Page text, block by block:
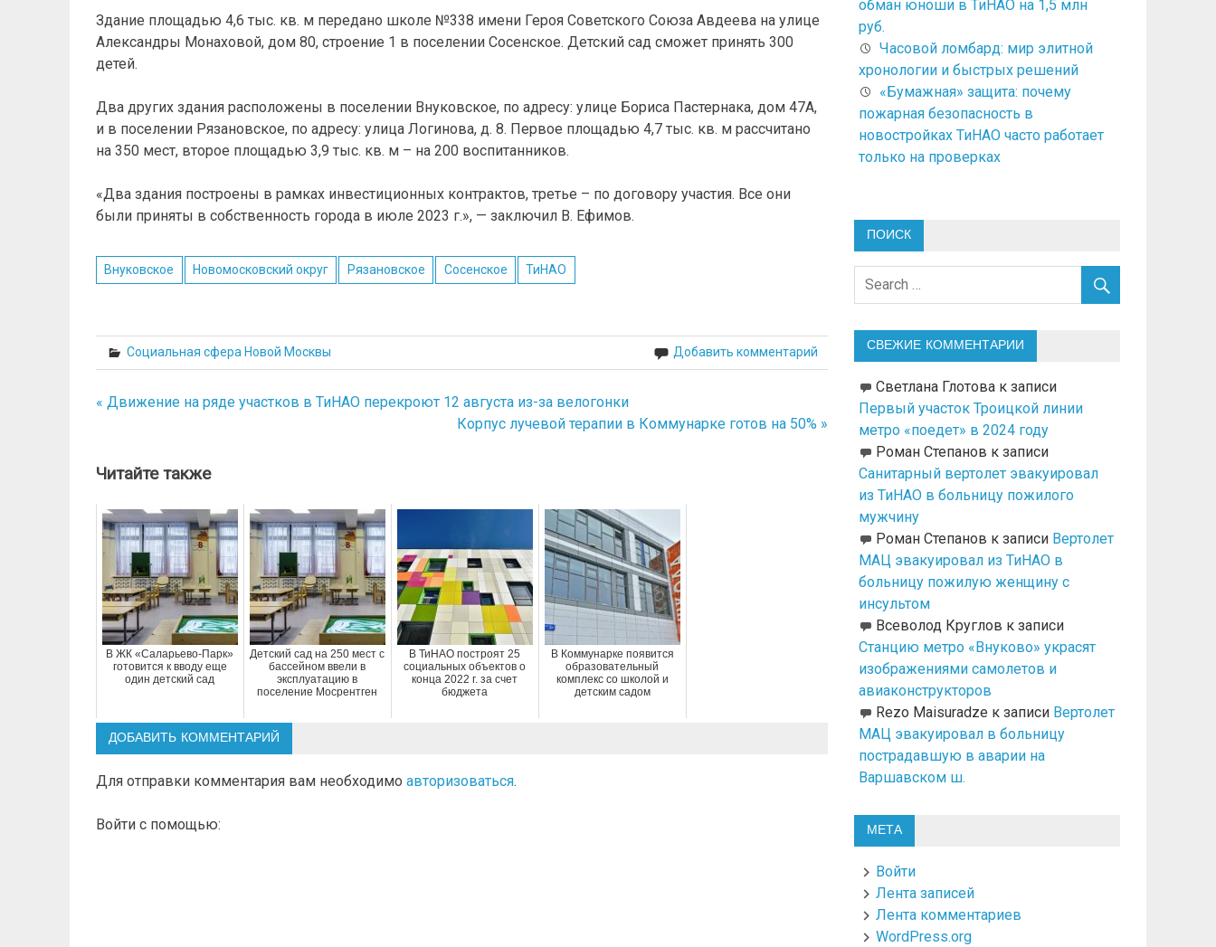
Здание площадью 4,6 тыс. кв. м передано школе №338 имени Героя Советского Союза Авдеева на улице
Александры Монаховой, дом 80, строение 1 в поселении Сосенское. Детский сад сможет принять 300
детей.
Два других здания расположены в поселении Внуковское, по адресу: улице Бориса Пастернака, дом 47А,
и в поселении Рязановское, по адресу: улица Логинова, д. 8. Первое площадью 4,7 тыс. кв. м рассчитано
на 350 мест, второе площадью 3,9 тыс. кв. м – на 200 воспитанников.
«Два здания построены в рамках инвестиционных контрактов, третье – по договору участия. Все они
были приняты в собственность города в июле 2023 г.», — заключил В. Ефимов.
Внуковское Новомосковский округ Рязановское Сосенское ТиНАО
Социальная сфера Новой Москвы Добавить комментарий
Навигация
записям
« Движение на ряде участков в ТиНАО перекроют 12 августа из-за велогонки
Корпус лучевой терапии в Коммунарке готов на 50% »
Читайте также
В ЖК «Саларьево-Парк»
готовится к вводу еще
один детский сад
Детский сад на 250 мест с
бассейном ввели в
эксплуатацию в
поселение Мосрентген
В ТиНАО построят 25
социальных объектов о
конца 2022 г. за счет
бюджета
В Коммунарке появится
образовательный
комплекс со школой и
детским садом
ДОБАВИТЬ КОММЕНТАРИЙ
Для отправки комментария вам необходимо авторизоваться.
Войти с помощью:
обман юноши в ТиНАО на 1,5 млн
руб.
Часовой ломбард: мир элитной
хронологии и быстрых решений
«Бумажная» защита: почему
пожарная безопасность в
новостройках ТиНАО часто работает
только на проверках
ПОИСК
СВЕЖИЕ КОММЕНТАРИИ
Светлана Глотовак записи
Первый участок Троицкой линии
метро «поедет» в 2024 году
Роман Степанов к записи
Санитарный вертолет эвакуировал
из ТиНАО в больницу пожилого
мужчину
Роман Степанов к записи Вертолет
МАЦ эвакуировал из ТиНАО в
больницу пожилую женщину с
инсультом
Всеволод Круглов к записи
Станцию метро «Внуково» украсят
изображениями самолетов и
авиаконструкторов
Rezo Maisuradze к записи Вертолет
МАЦ эвакуировал в больницу
пострадавшую в аварии на
Варшавском ш.
МЕТА
Войти
Лента записей
Лента комментариев
WordPress.org